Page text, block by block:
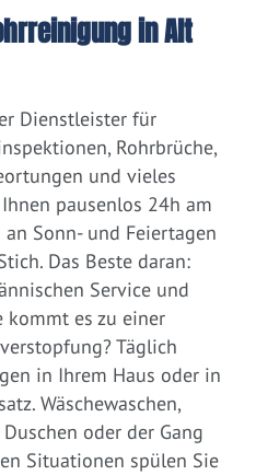
in Alt
Dienstleister für
Rohrbrüche,
und vieles
pausenlos 24h am
an Sonn- und Feiertagen
Das Beste daran:
Service und
kommt es zu einer
Täglich
in Ihrem Haus oder in
Wäschewaschen,
oder der Gang
Situationen spülen Sie